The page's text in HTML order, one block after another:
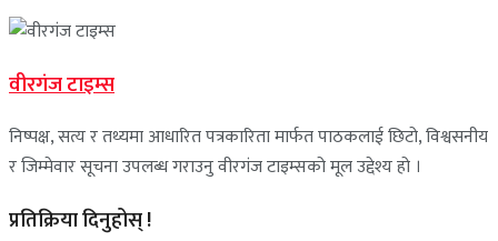
वीरगंज टाइम्स
निष्पक्ष, सत्य र तथ्यमा आधारित पत्रकारिता मार्फत पाठकलाई छिटो, विश्वसनीय
र जिम्मेवार सूचना उपलब्ध गराउनु वीरगंज टाइम्सको मूल उद्देश्य हो ।
प्रतिक्रिया दिनुहोस् !